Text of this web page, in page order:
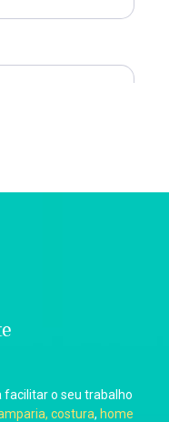
facilitar o seu trabalho
costura, home